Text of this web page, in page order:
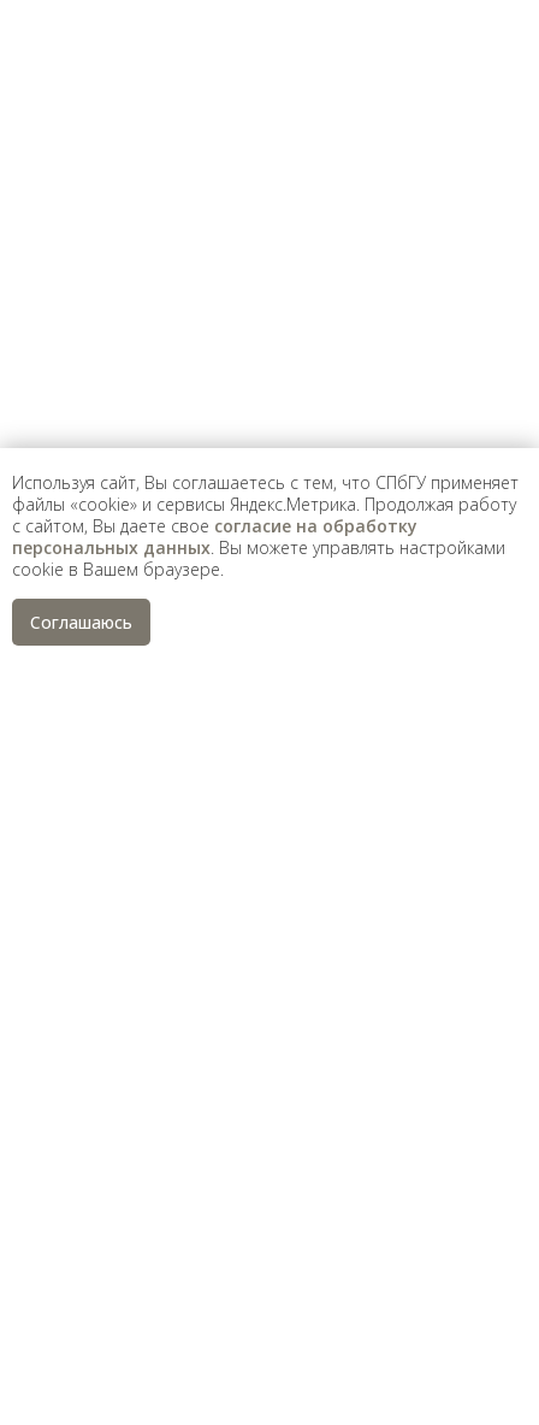
На данном информационном ресурсе могут быть
опубликованы архивные материалы с упоминанием
иностранных агентов, а также организаций, признанных
экстремистскими и запрещенных на территории
Политика СПбГУ в отношении обработки
персональных данных
Saint Petersburg State University© 2026
Используя сайт, Вы соглашаетесь с тем, что СПбГУ применяет
файлы «cookie» и сервисы Яндекс.Метрика. Продолжая работу
с сайтом, Вы даете свое согласие на обработку
персональных данных . Вы можете управлять настройками
cookie в Вашем браузере.
Соглашаюсь